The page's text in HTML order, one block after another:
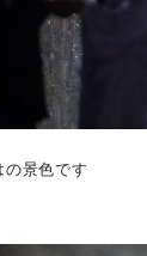
の景色です